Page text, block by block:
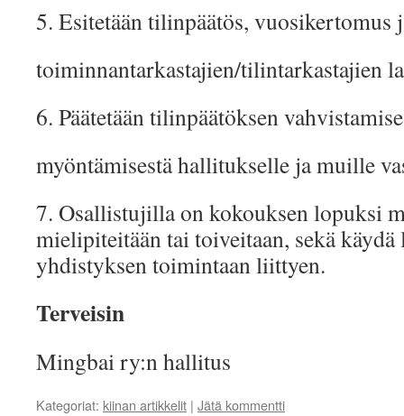
5. Esitetään tilinpäätös, vuosikertomus
toiminnantarkastajien/tilintarkastajien
6. Päätetään tilinpäätöksen
myöntämisestä hallitukselle ja muille
7. Osallistujilla on kokouksen lopuksi
mielipiteitään tai toiveitaan, sekä
yhdistyksen toimintaan liittyen.
Terveisin
Mingbai ry:n hallitus
Kategoriat: kiinan artikkelit | Jätä kommentti